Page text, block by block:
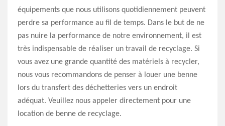
équipements que nous utilisons quotidiennement peuvent
perdre sa performance au fil de temps. Dans le but de ne
pas nuire la performance de notre environnement, il est
très indispensable de réaliser un travail de recyclage. Si
vous avez une grande quantité des matériels à recycler,
nous vous recommandons de penser à louer une benne
lors du transfert des déchetteries vers un endroit
adéquat. Veuillez nous appeler directement pour une
location de benne de recyclage.